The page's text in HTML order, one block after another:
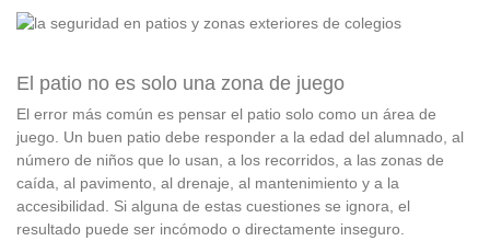
El patio no es solo una zona de juego
El error más común es pensar el patio solo como un área de
juego. Un buen patio debe responder a la edad del alumnado, al
número de niños que lo usan, a los recorridos, a las zonas de
caída, al pavimento, al drenaje, al mantenimiento y a la
accesibilidad. Si alguna de estas cuestiones se ignora, el
resultado puede ser incómodo o directamente inseguro.